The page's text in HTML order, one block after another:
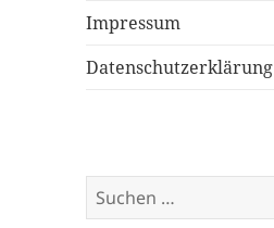
Impressum
Datenschutzerklärung
Suchen
nach: